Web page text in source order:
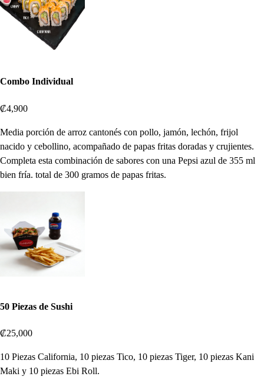
Combo Individual
₡4,900
Media porción de arroz cantonés con pollo, jamón, lechón, frijol
nacido y cebollino, acompañado de papas fritas doradas y crujientes.
Completa esta combinación de sabores con una Pepsi azul de 355 ml
bien fría. total de 300 gramos de papas fritas.
50 Piezas de Sushi
₡25,000
10 Piezas California, 10 piezas Tico, 10 piezas Tiger, 10 piezas Kani
Maki y 10 piezas Ebi Roll.